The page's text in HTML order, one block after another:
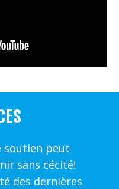
soutien peut
sans cécité!
des dernières